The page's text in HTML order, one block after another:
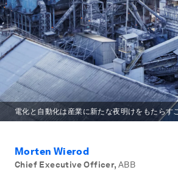
電化と自動化は産業に新たな夜明けをもたらす
Morten Wierod
Chief Executive Officer, ABB